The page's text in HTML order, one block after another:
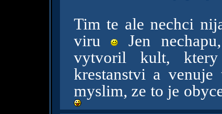
Tim te ale nechci
viru
Jen
vytvoril kult,
krestanstvi a
myslim, ze to je